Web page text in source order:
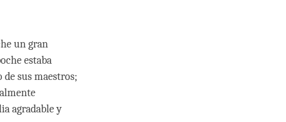
un gran
estaba
sus maestros;
agradable y